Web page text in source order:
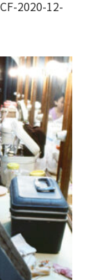
2020-12-